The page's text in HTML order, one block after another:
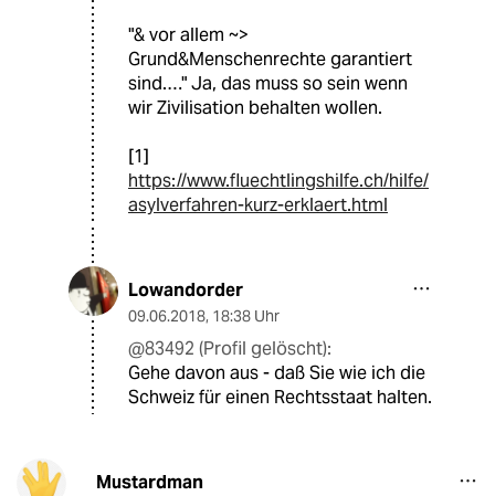
"& vor allem ~>
Grund&Menschenrechte garantiert
sind.…" Ja, das muss so sein wenn
wir Zivilisation behalten wollen.
[1]
https://www.fluechtlingshilfe.ch/hilfe/
asylverfahren-kurz-erklaert.html
Lowandorder
09.06.2018, 18:38 Uhr
@83492 (Profil gelöscht):
Gehe davon aus - daß Sie wie ich die
Schweiz für einen Rechtsstaat halten.
Mustardman